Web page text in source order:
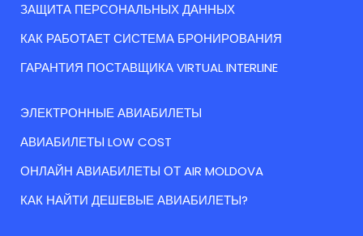
ЗАЩИТА ПЕРСОНАЛЬНЫХ ДАННЫХ
КАК РАБОТАЕТ СИСТЕМА БРОНИРОВАНИЯ
ГАРАНТИЯ ПОСТАВЩИКА VIRTUAL INTERLINE
ЭЛЕКТРОННЫЕ АВИАБИЛЕТЫ
АВИАБИЛЕТЫ LOW COST
ОНЛАЙН АВИАБИЛЕТЫ ОТ AIR MOLDOVA
КАК НАЙТИ ДЕШЕВЫЕ АВИАБИЛЕТЫ?